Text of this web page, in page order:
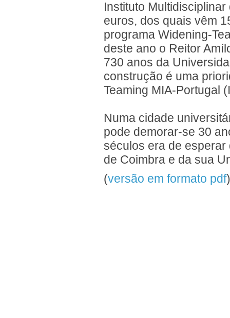
Instituto
euros, dos quais vêm
programa Widening-
deste ano o Reitor
730 anos da
construção é uma
Teaming MIA-Portugal
Numa cidade
pode demorar-se 30
séculos era de
de Coimbra e da sua
(versão em formato pdf)